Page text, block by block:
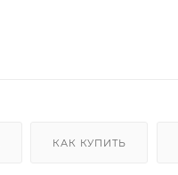
КАК КУПИТЬ